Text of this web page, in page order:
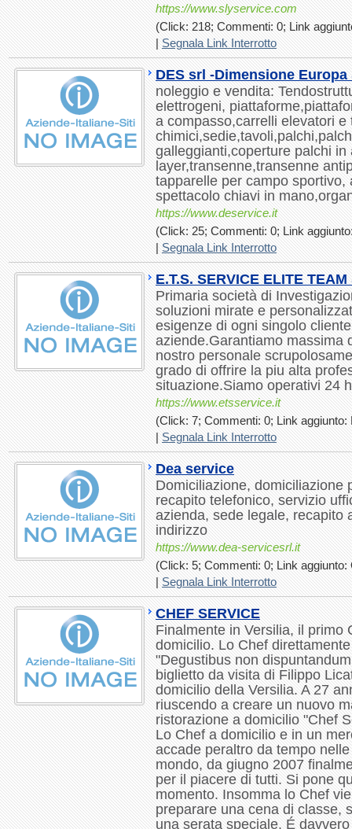
https://www.slyservice.com
(Click: 218; Commenti: 0; Link
|Segnala Link Interrotto
DES srl -Dimensione Europa
noleggio e vendita:
elettrogeni,
a compasso,carrelli elevatori e
galleggianti,coperture palchi in
layer,transenne,transenne
tapparelle per campo sportivo,
spettacolo chiavi in
https://www.deservice.it
(Click: 25; Commenti: 0; Link
|Segnala Link Interrotto
E.T.S. SERVICE ELITE TEAM
Primaria società di
soluzioni mirate e
esigenze di ogni singolo
aziende.Garantiamo massima
nostro personale
grado di offrire la piu alta
situazione.Siamo operativi 24
https://www.etsservice.it
(Click: 7; Commenti: 0; Link aggiunto:
|Segnala Link Interrotto
Dea service
Domiciliazione, domiciliazione
recapito telefonico, servizio
azienda, sede legale, recapito
indirizzo
https://www.dea-servicesrl.it
(Click: 5; Commenti: 0; Link aggiunto:
|Segnala Link Interrotto
CHEF SERVICE
Finalmente in Versilia, il primo
domicilio. Lo Chef
"Degustibus non
biglietto da visita di Filippo
domicilio della Versilia. A 27
riuscendo a creare un nuovo
ristorazione a domicilio "Chef
Lo Chef a domicilio e in un
accade peraltro da tempo
mondo, da giugno 2007
per il piacere di tutti. Si pone
momento. Insomma lo Chef
preparare una cena di classe,
una serata speciale. É